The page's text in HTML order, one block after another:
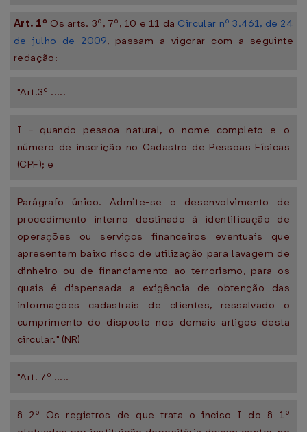
Art. 1º Os arts. 3º, 7º, 10 e 11 da Circular nº 3.461, de 24
de julho de 2009, passam a vigorar com a seguinte
redação:
"Art.3º .....
I - quando pessoa natural, o nome completo e o
número de inscrição no Cadastro de Pessoas Físicas
(CPF); e
Parágrafo único. Admite-se o desenvolvimento de
procedimento interno destinado à identificação de
operações ou serviços financeiros eventuais que
apresentem baixo risco de utilização para lavagem de
dinheiro ou de financiamento ao terrorismo, para os
quais é dispensada a exigência de obtenção das
informações cadastrais de clientes, ressalvado o
cumprimento do disposto nos demais artigos desta
circular." (NR)
"Art. 7º .....
§ 2º Os registros de que trata o inciso I do § 1º